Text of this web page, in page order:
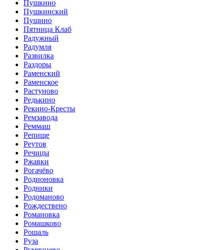
Пушкино
Пушкинский
Пущино
Пятница Клаб
Радужный
Радумля
Развилка
Раздоры
Раменский
Раменское
Растуново
Редькино
Рекино-Кресты
Ремзавода
Реммаш
Репище
Реутов
Речицы
Ржавки
Рогачёво
Родионовка
Родники
Родоманово
Рождествено
Романовка
Ромашково
Рошаль
Руза